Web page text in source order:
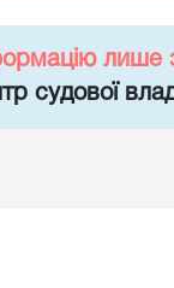
лише
судової